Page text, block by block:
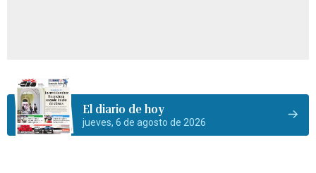
El diario de hoy
jueves, 6 de agosto de 2026